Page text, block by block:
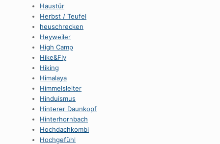
Haustür
Herbst / Teufel
heuschrecken
Heyweiler
High Camp
Hike&Fly
Hiking
Himalaya
Himmelsleiter
Hinduismus
Hinterer Daunkopf
Hinterhornbach
Hochdachkombi
Hochgefühl